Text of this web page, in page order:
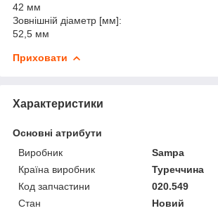
42 мм
Зовнішній діаметр [мм]:
52,5 мм
Приховати
Характеристики
Основні атрибути
Виробник
Sampa
Країна виробник
Туреччина
Код запчастини
020.549
Стан
Новий